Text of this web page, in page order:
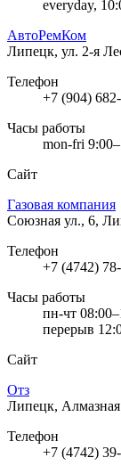
everyday,
АвтоРемКом
Липецк, ул. 2-я
Телефон
+7 (904)
Часы работы
mon-fri
Сайт
Газовая компания
Союзная ул., 6,
Телефон
+7 (4742)
Часы работы
пн-чт
перерыв
Сайт
Отз
Липецк,
Телефон
+7 (4742)